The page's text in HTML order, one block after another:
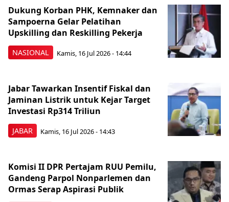
NASIONAL
Dukung Korban PHK, Kemnaker dan
Sampoerna Gelar Pelatihan
Upskilling dan Reskilling Pekerja
Kamis, 16 Jul 2026 - 14:44
JABAR
Jabar Tawarkan Insentif Fiskal dan
Jaminan Listrik untuk Kejar Target
Investasi Rp314 Triliun
Kamis, 16 Jul 2026 - 14:43
Komisi II DPR Pertajam RUU Pemilu,
Gandeng Parpol Nonparlemen dan
Ormas Serap Aspirasi Publik